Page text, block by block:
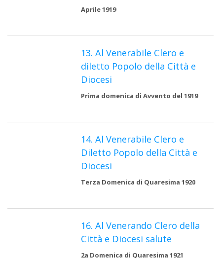
Aprile 1919
13. Al Venerabile Clero e
diletto Popolo della Città e
Diocesi
Prima domenica di Avvento del 1919
14. Al Venerabile Clero e
Diletto Popolo della Città e
Diocesi
Terza Domenica di Quaresima 1920
16. Al Venerando Clero della
Città e Diocesi salute
2a Domenica di Quaresima 1921